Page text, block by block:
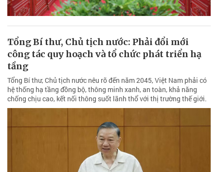
Tổng Bí thư, Chủ tịch nước: Phải đổi mới
công tác quy hoạch và tổ chức phát triển hạ
tầng
Tổng Bí thư, Chủ tịch nước nêu rõ đến năm 2045, Việt Nam phải có
hệ thống hạ tầng đồng bộ, thông minh xanh, an toàn, khả năng
chống chịu cao, kết nối thông suốt lãnh thổ với thị trường thế giới.